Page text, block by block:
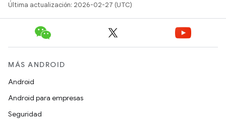
Última actualización: 2026-02-27 (UTC)
MÁS ANDROID
Android
Android para empresas
Seguridad